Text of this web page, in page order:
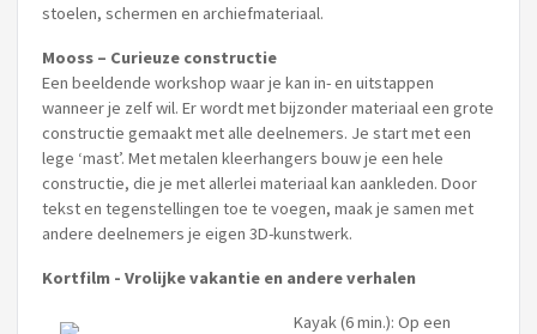
stoelen, schermen en archiefmateriaal.
Mooss – Curieuze constructie
Een beeldende workshop waar je kan in- en uitstappen
wanneer je zelf wil. Er wordt met bijzonder materiaal een grote
constructie gemaakt met alle deelnemers. Je start met een
lege ‘mast’. Met metalen kleerhangers bouw je een hele
constructie, die je met allerlei materiaal kan aankleden. Door
tekst en tegenstellingen toe te voegen, maak je samen met
andere deelnemers je eigen 3D-kunstwerk.
Kortfilm - Vrolijke vakantie en andere verhalen
Kayak (6 min.): Op een